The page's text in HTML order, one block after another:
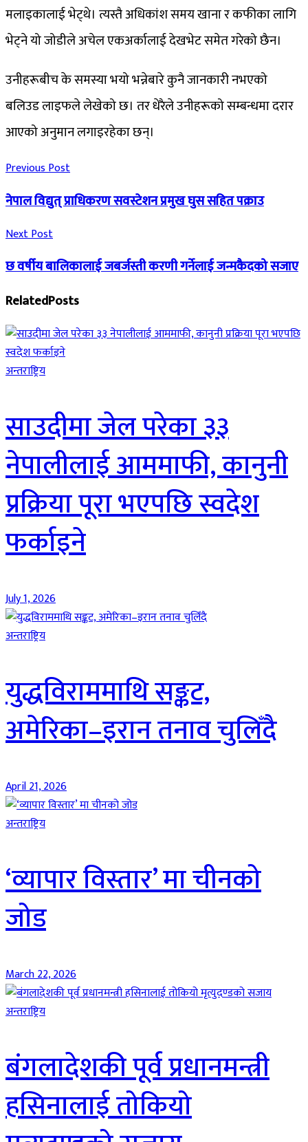
मलाइकालाई भेट्थे। त्यस्तै अधिकांश समय खाना र कफीका लागि
भेट्ने यो जोडीले अचेल एकअर्कालाई देखभेट समेत गरेको छैन।
उनीहरूबीच के समस्या भयो भन्नेबारे कुनै जानकारी नभएको
बलिउड लाइफले लेखेको छ। तर धेरैले उनीहरूको सम्बन्धमा दरार
आएको अनुमान लगाइरहेका छन्।
Previous Post
नेपाल विद्युत् प्राधिकरण सवस्टेशन प्रमुख घुस सहित पक्राउ
Next Post
छ वर्षीय बालिकालाई जबर्जस्ती करणी गर्नेलाई जन्मकैदको सजाए
RelatedPosts
अन्तराष्ट्रिय
साउदीमा जेल परेका ३३
नेपालीलाई आममाफी, कानुनी
प्रक्रिया पूरा भएपछि स्वदेश
फर्काइने
July 1, 2026
अन्तराष्ट्रिय
युद्धविराममाथि सङ्कट,
अमेरिका–इरान तनाव चुलिँदै
April 21, 2026
अन्तराष्ट्रिय
‘व्यापार विस्तार’ मा चीनको
जोड
March 22, 2026
अन्तराष्ट्रिय
बंगलादेशकी पूर्व प्रधानमन्त्री
हसिनालाई तोकियो